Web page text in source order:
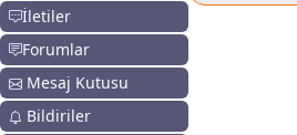
İletiler
Forumlar
Mesaj Kutusu
Bildiriler